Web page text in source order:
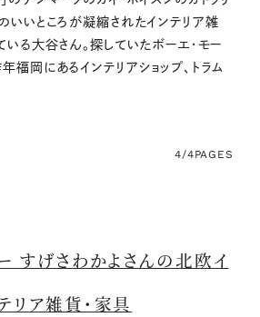
いいところが凝縮されたインテリア雑
いる大谷さん。探していたボーエ・モー
福岡にあるインテリアショップ、トラム
4/4PAGES
すげさわかよさんの北欧イ
リア雑貨・家具